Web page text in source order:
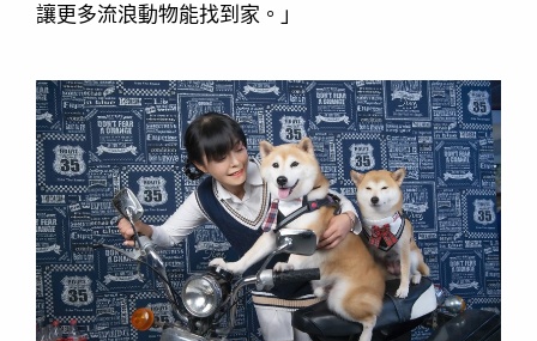
讓更多流浪動物能找到家。」